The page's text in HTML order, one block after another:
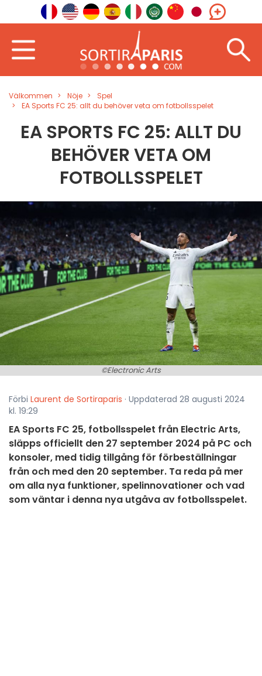
Välkommen Nöje
Spel
EA Sports FC 25: allt du behöver veta om fotbollsspelet
EA SPORTS FC 25: ALLT DU
BEHÖVER VETA OM
FOTBOLLSSPELET
©Electronic Arts
Förbi Laurent de Sortiraparis · Uppdaterad 28 augusti 2024
kl. 19:29
EA Sports FC 25, fotbollsspelet från Electric Arts,
släpps officiellt den 27 september 2024 på PC och
konsoler, med tidig tillgång för förbeställningar
från och med den 20 september. Ta reda på mer
om alla nya funktioner, spelinnovationer och vad
som väntar i denna nya utgåva av fotbollsspelet.